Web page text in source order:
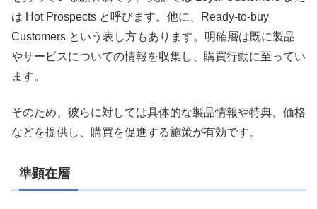
は Hot Prospects と呼びます。他に、Ready-to-buy
Customers という表し方もあります。明確層は既に製品
やサービスについての情報を収集し、購買行動に至ってい
ます。
そのため、彼らに対しては具体的な製品情報や特典、価格
などを提供し、購買を促進する施策が有効です。
準顕在層